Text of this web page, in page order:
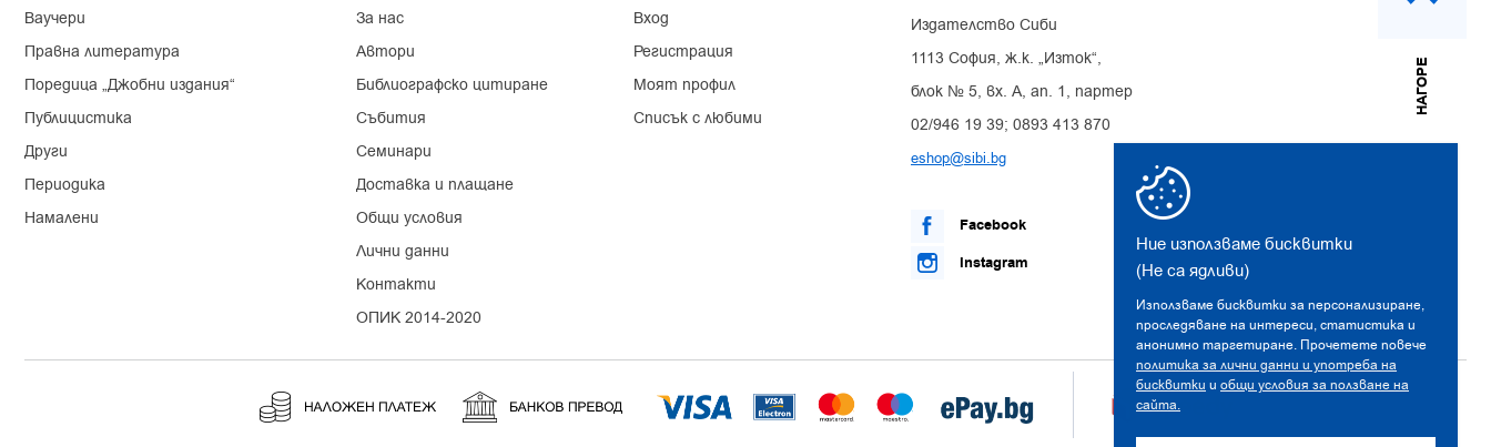
Ние използваме бисквитки
(Не са ядливи)
Използваме бисквитки за персонализиране,
проследяване на интереси, статистика и
анонимно таргетиране. Прочетете повече
политика за лични данни и употреба на
бисквитки и общи условия за ползване на
сайта.
Ваучери
Правна литература
Поредица „Джобни издания“
Публицистика
Други
Периодика
Намалени
За нас
Автори
Библиографско цитиране
Събития
Семинари
Доставка и плащане
Общи условия
Лични данни
Контакти
ОПИК 2014-2020
Вход
Регистрация
Моят профил
Списък с любими
Издателство Сиби
1113 София, ж.к. „Изток“,
блок № 5, вх. А, ап. 1, партер
02/946 19 39; 0893 413 870
eshop@sibi.bg
Facebook
Instagram
НАГОРЕ